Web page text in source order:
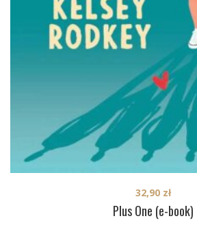
Plus One (e-book)
32,90 zł